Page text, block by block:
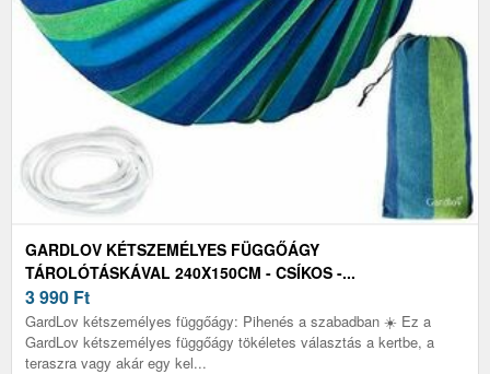
GARDLOV KÉTSZEMÉLYES FÜGGŐÁGY
TÁROLÓTÁSKÁVAL 240X150CM - CSÍKOS -...
3 990 Ft
GardLov kétszemélyes függőágy: Pihenés a szabadban ☀️ Ez a
GardLov kétszemélyes függőágy tökéletes választás a kertbe, a
teraszra vagy akár egy kel...